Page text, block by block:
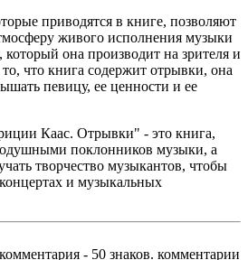
приводятся в книге, позволяют
живого исполнения музыки
который она производит на зрителя и
что книга содержит отрывки, она
певицу, ее ценности и ее
Каас. Отрывки" - это книга,
поклонников музыки, а
творчество музыкантов, чтобы
и музыкальных
- 50 знаков. комментарии